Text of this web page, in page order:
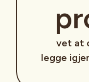
vet at
legge